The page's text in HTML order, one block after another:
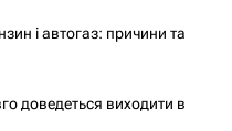
і автогаз: причини та
доведеться виходити в